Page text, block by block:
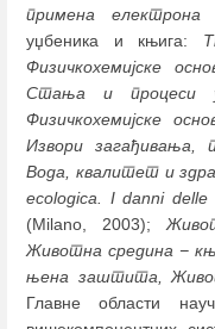
примена електрона
уџбеника и књига:
Физичкохемијске
Стања и процеси
Физичкохемијске
Извори
Вода, квалитет и
ecologica. I danni
(Milano, 2003);
Животна средина −
њена заштита,
Главне области